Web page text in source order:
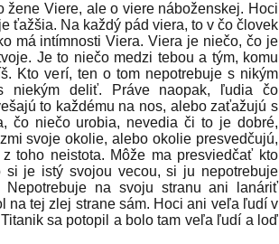
Viere, ale o viere náboženskej. Hoci
ťažšia. Na každý pád viera, to v čo človek
má intímnosti Viera. Viera je niečo, čo je
Je to niečo medzi tebou a tým, komu
Kto verí, ten o tom nepotrebuje s nikým
deliť. Práve naopak, ľudia čo
to každému na nos, alebo zaťažujú s
čo niečo urobia, nevedia či to je dobré,
svoje okolie, alebo okolie presvedčujú,
toho neistota. Môže ma presviedčať kto
si je istý svojou vecou, si ju nepotrebuje
Nepotrebuje na svoju stranu ani lanáriť
na tej zlej strane sám. Hoci ani veľa ľudí v
sa potopil a bolo tam veľa ľudí a loď